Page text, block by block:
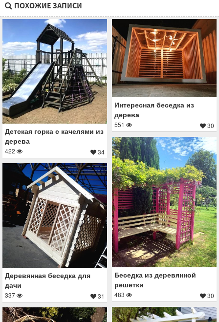
ПОХОЖИЕ ЗАПИСИ
Детская горка с качелями из
дерева
422 34
Интересная беседка из
дерева
551 30
Беседка из деревянной
решетки
483 30
Деревянная беседка для
дачи
337 31